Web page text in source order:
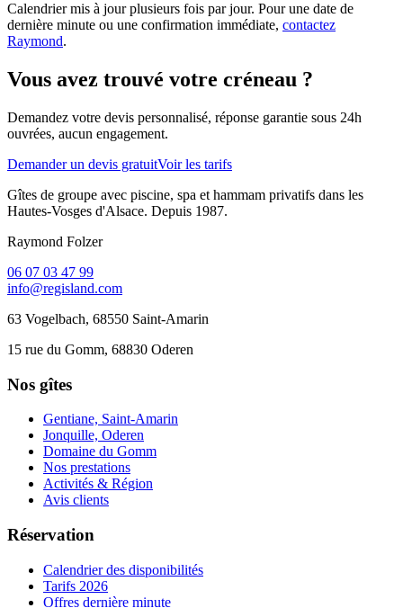
Calendrier mis à jour plusieurs fois par jour. Pour une date de
dernière minute ou une confirmation immédiate, contactez
Raymond.
Vous avez trouvé votre créneau ?
Demandez votre devis personnalisé, réponse garantie sous 24h
ouvrées, aucun engagement.
Demander un devis gratuitVoir les tarifs
Gîtes de groupe avec piscine, spa et hammam privatifs dans les
Hautes-Vosges d'Alsace. Depuis 1987.
Raymond Folzer
06 07 03 47 99
info@regisland.com
63 Vogelbach, 68550 Saint-Amarin
15 rue du Gomm, 68830 Oderen
Nos gîtes
Gentiane, Saint-Amarin
Jonquille, Oderen
Domaine du Gomm
Nos prestations
Activités & Région
Avis clients
Réservation
Calendrier des disponibilités
Tarifs 2026
Offres dernière minute